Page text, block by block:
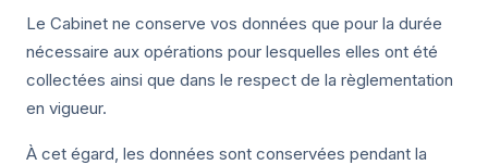
Le Cabinet ne conserve vos données que pour la durée
nécessaire aux opérations pour lesquelles elles ont été
collectées ainsi que dans le respect de la règlementation
en vigueur.
À cet égard, les données sont conservées pendant la